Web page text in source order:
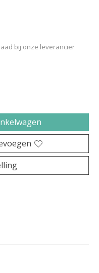
bij onze leverancier